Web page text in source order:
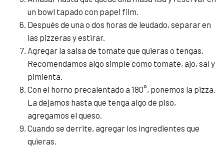
un bowl tapado con papel film.
Después de una o dos horas de leudado, separar en
las pizzeras y estirar.
Agregar la salsa de tomate que quieras o tengas.
Recomendamos algo simple como tomate, ajo, sal y
pimienta.
Con el horno precalentado a 180°, ponemos la pizza.
La dejamos hasta que tenga algo de piso,
agregamos el queso.
Cuando se derrite, agregar los ingredientes que
quieras.